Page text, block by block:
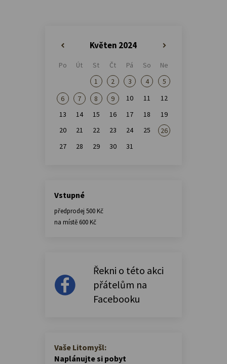
Květen 2024
Po Út St Čt Pá So
Ne
1
2 3 4
5
6
7 8 9 10 11
12
13
14 15 16 17 18
19
20
21 22 23 24 25
26
27
28 29 30 31
Vstupné
předprodej 500 Kč
na místě 600 Kč
Řekni o této akci
přátelům na
Facebooku
Vaše Litomyšl:
Naplánujte si pobyt